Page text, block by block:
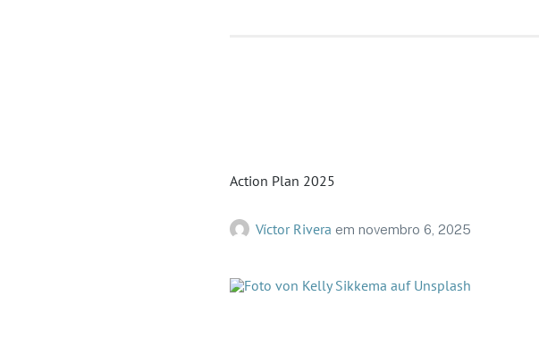
Action Plan 2025
Víctor Rivera em novembro 6, 2025